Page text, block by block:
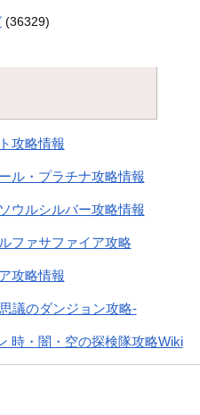
(36329)
攻略情報
ル・プラチナ攻略情報
ウルシルバー攻略情報
ファサファイア攻略
攻略情報
議のダンジョン攻略-
時・闇・空の探検隊攻略Wiki